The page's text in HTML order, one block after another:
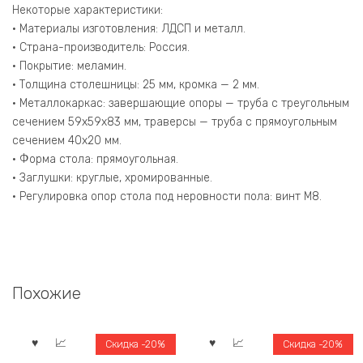
Бриллиант/
Металл
Белый
Некоторые характеристики:
• Материалы изготовления: ЛДСП и металл.
• Страна-производитель: Россия.
• Покрытие: меламин.
• Толщина столешницы: 25 мм, кромка — 2 мм.
• Металлокаркас: завершающие опоры — труба с треугольным
сечением 59х59х83 мм, траверсы — труба с прямоугольным
сечением 40х20 мм.
• Форма стола: прямоугольная.
• Заглушки: круглые, хромированные.
• Регулировка опор стола под неровности пола: винт М8.
Похожие
Скидка -20% Скидка -20%